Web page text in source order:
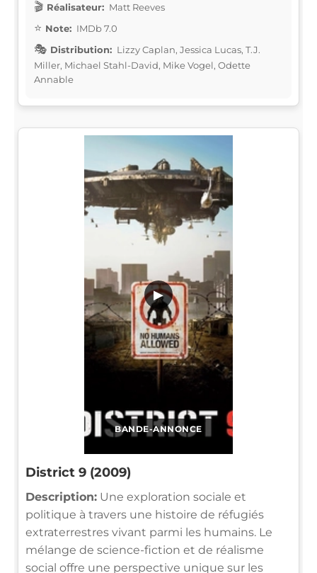
Réalisateur: Matt Reeves
Note: IMDb 7.0
Distribution: Lizzy Caplan, Jessica Lucas, T.J.
Miller, Michael Stahl-David, Mike Vogel, Odette
Annable
BANDE-ANNONCE
▶
District 9 (2009)
Description: Une exploration sociale et
politique à travers une histoire de réfugiés
extraterrestres vivant parmi les humains. Le
mélange de science-fiction et de réalisme
social offre une perspective unique sur les